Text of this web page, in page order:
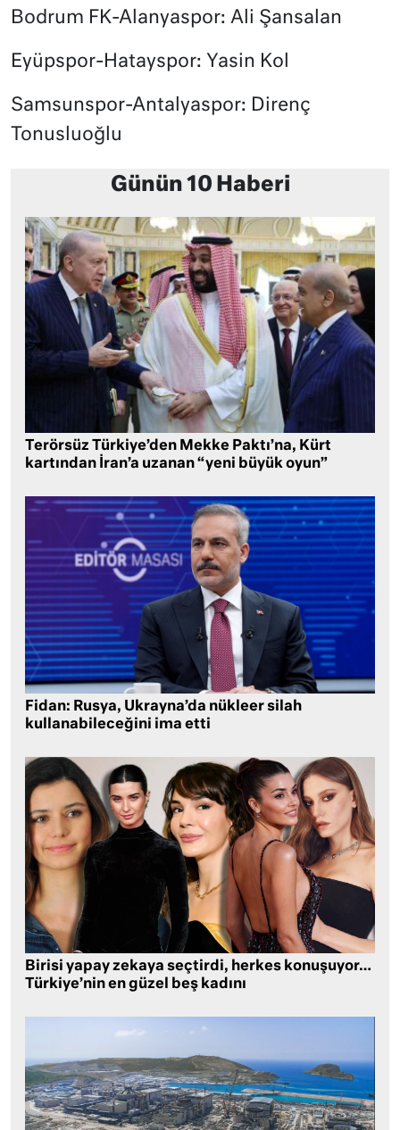
Bodrum FK-Alanyaspor: Ali Şansalan
Eyüpspor-Hatayspor: Yasin Kol
Samsunspor-Antalyaspor: Direnç
Tonusluoğlu
Günün 10 Haberi
Terörsüz Türkiye’den Mekke Paktı’na, Kürt
kartından İran’a uzanan “yeni büyük oyun”
Fidan: Rusya, Ukrayna’da nükleer silah
kullanabileceğini ima etti
Birisi yapay zekaya seçtirdi, herkes konuşuyor…
Türkiye’nin en güzel beş kadını